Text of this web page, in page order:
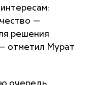
—
решения
отметил Мурат